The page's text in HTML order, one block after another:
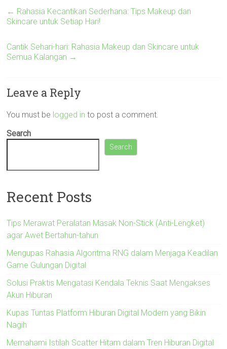
← Rahasia Kecantikan Sederhana: Tips Makeup dan
Skincare untuk Setiap Hari!
Cantik Sehari-hari: Rahasia Makeup dan Skincare untuk
Semua Kalangan →
Leave a Reply
You must be logged in to post a comment.
Search
Search
Recent Posts
Tips Merawat Peralatan Masak Non-Stick (Anti-Lengket)
agar Awet Bertahun-tahun
Mengupas Rahasia Algoritma RNG dalam Menjaga Keadilan
Game Gulungan Digital
Solusi Praktis Mengatasi Kendala Teknis Saat Mengakses
Akun Hiburan
Kupas Tuntas Platform Hiburan Digital Modern yang Bikin
Nagih
Memahami Istilah Scatter Hitam dalam Tren Hiburan Digital